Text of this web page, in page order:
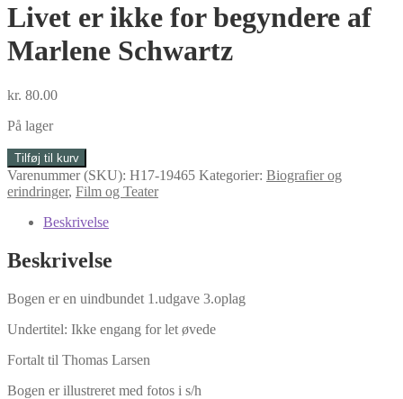
Livet er ikke for begyndere af
Marlene Schwartz
kr. 80.00
På lager
Livet
er
ikke
begyndere
Marlene
Schwartz
Tilføj til kurv
Varenummer (SKU): H17-19465 Kategorier: Biografier og
erindringer, Film og Teater
Beskrivelse
Beskrivelse
Bogen er en uindbundet 1.udgave 3.oplag
Undertitel: Ikke engang for let øvede
Fortalt til Thomas Larsen
Bogen er illustreret med fotos i s/h